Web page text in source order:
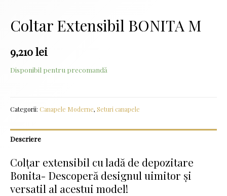
Coltar Extensibil BONITA M
9,210lei
Disponibil pentru precomandă
Categorii: Canapele Moderne, Seturi canapele
Descriere
Colțar extensibil cu ladă de depozitare
Bonita- Descoperă designul uimitor și
versatil al acestui model!